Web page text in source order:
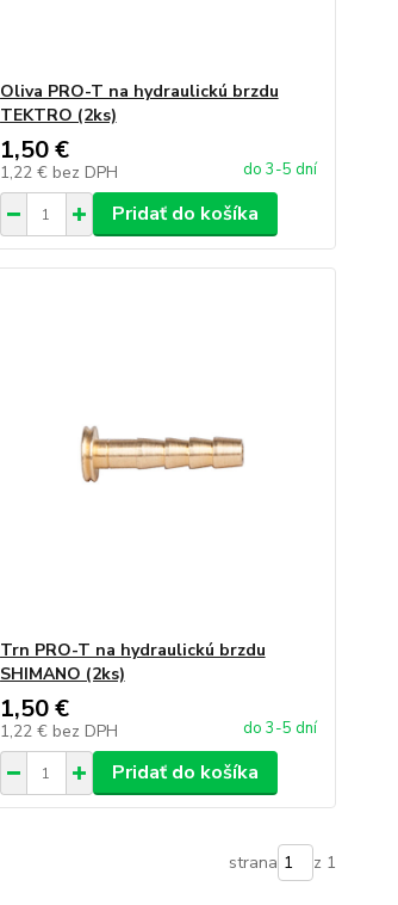
Oliva PRO-T na hydraulickú brzdu
TEKTRO (2ks)
1,50 €
1,22 € bez DPH do 3-5 dní
Pridať do košíka
Trn PRO-T na hydraulickú brzdu
SHIMANO (2ks)
1,50 €
1,22 € bez DPH do 3-5 dní
Pridať do košíka
strana z 1